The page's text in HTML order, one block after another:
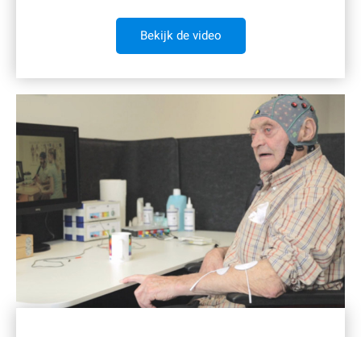
Bekijk de video